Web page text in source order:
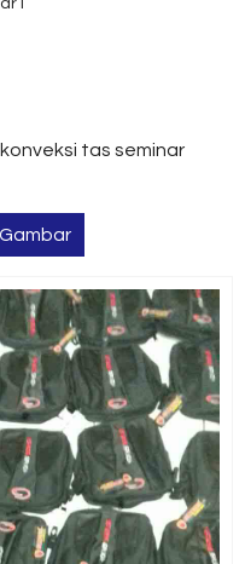
tas seminar